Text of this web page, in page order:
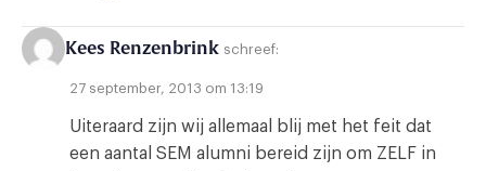
Kees Renzenbrink schreef:
27 september, 2013 om 13:19
Uiteraard zijn wij allemaal blij met het feit dat
een aantal SEM alumni bereid zijn om ZELF in